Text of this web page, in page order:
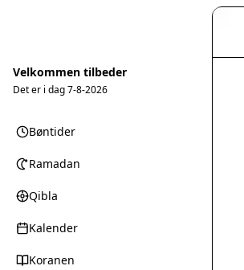
Velkommen tilbeder
Det er i dag7-8-2026
Bøntider
Ramadan
Qibla
Kalender
Koranen